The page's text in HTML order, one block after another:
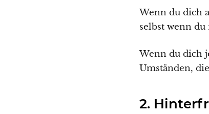
Wenn du dich
selbst wenn
Wenn du dich
Umständen,
2.